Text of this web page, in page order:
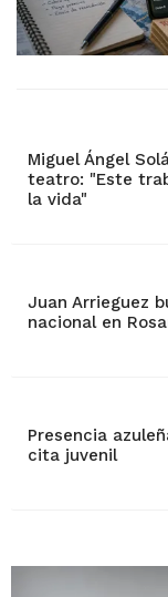
Miguel Ángel
teatro: "Este
la vida"
Juan Arrieguez
nacional en
Presencia
cita juvenil